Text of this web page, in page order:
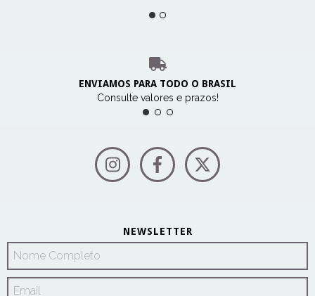
ENVIAMOS PARA TODO O BRASIL
Consulte valores e prazos!
NEWSLETTER